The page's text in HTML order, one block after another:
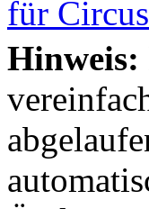
für
Hinweis: